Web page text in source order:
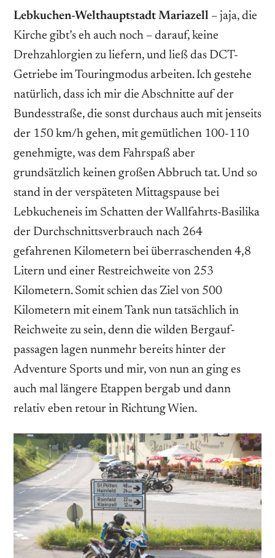
Lebkuchen-Welthauptstadt Mariazell – jaja, die
Kirche gibt’s eh auch noch – darauf, keine
Drehzahlorgien zu liefern, und ließ das DCT-
Getriebe im Touringmodus arbeiten. Ich gestehe
natürlich, dass ich mir die Abschnitte auf der
Bundesstraße, die sonst durchaus auch mit jenseits
der 150 km/h gehen, mit ­gemütlichen 100-110
genehmigte, was dem Fahrspaß aber
grundsätzlich keinen großen Abbruch tat. Und so
stand in der verspäteten Mittagspause bei
Lebkucheneis im Schatten der Wallfahrts-Basilika
der Durchschnittsverbrauch nach 264
gefahrenen Kilometern bei überraschenden 4,8
Litern und ­einer Restreichweite von 253
Kilometern. Somit schien das Ziel von 500
Kilometern mit einem Tank nun tatsächlich in
Reichweite zu sein, denn die wilden Bergauf­
passagen lagen nunmehr bereits hinter der
Adventure Sports und mir, von nun an ging es
auch mal längere Etappen bergab und dann
relativ eben retour in Richtung Wien.